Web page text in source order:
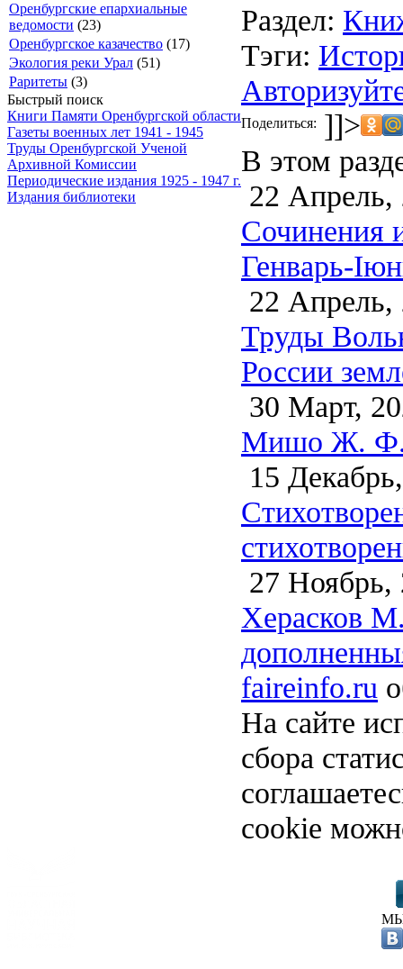
Оренбургские епархиальные
ведомости (23)
Оренбургское казачество (17)
Экология реки Урал (51)
Раритеты (3)
Быстрый поиск
Книги Памяти Оренбургской области
Газеты военных лет 1941 - 1945
Труды Оренбургской Ученой
Архивной Комиссии
Периодические издания 1925 - 1947 г.
Издания библиотеки
Раздел:
Тэги:
Поделиться: ]]>
В этом
22 Апрель,
Сочинения
Генварь-
22 Апрель,
Труды
России
30 Март,
Мишо Ж. Ф.
15
27 Ноябрь,
Херасков
faireinfo.ru
На сайте
сбора
cookie